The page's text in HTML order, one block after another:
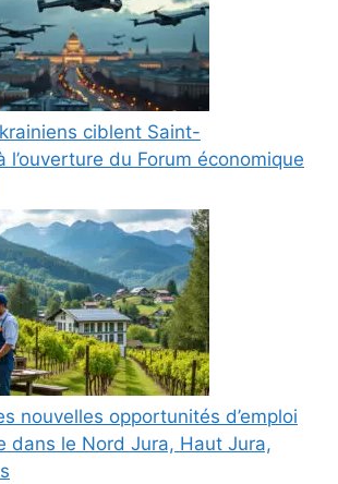
ciblent Saint-
l’ouverture du Forum économique
nouvelles opportunités d’emploi
dans le Nord Jura, Haut Jura,